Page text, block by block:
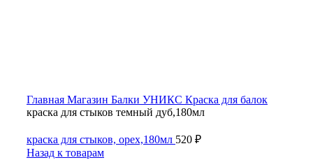
Главная Магазин Балки УНИКС Краска для балок
краска для стыков темный дуб,180мл
краска для стыков, орех,180мл 520 ₽
Назад к товарам